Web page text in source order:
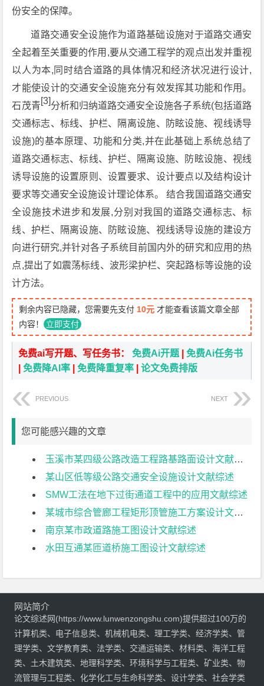
份安全的保障。
道路交通安全设施作为道路基础设施对于道路交通安
全起着至关重要的作用,要从交通工程学的观点出发并重视
以人为本,同时结合道路的具体情况和经济状况进行设计,
才能使设计的交通安全设施充分有效发挥其功能和作用。
石茂青[3]分析和归纳道路交通安全设施各子系统(包括道路
交通标志、标线、护栏、隔离设施、防眩设施、视线诱导
设施)的基本原理、功能和分类,并在此基础上系统总结了
道路交通标志、标线、护栏、隔离设施、防眩设施、视线
诱导设施的设置原则、设置要求、设计要点以及结构设计
要求等交通安全设施设计理论体系。 结合我国道路交通安
全设施技术进步和发展,分别对我国的道路交通标志、标
线、护栏、隔离设施、防眩设施、视线诱导设施的建设方
向进行研究,并针对各子系统目前国内外的研究和应用的热
点,提出了如震荡标线、波形梁护栏、突起路标等设施的设
计方法。
剩余内容已隐藏，您需要先支付 10元 才能查看该篇文章全部
内容！ 立即支付
免费ai写开题、写任务书：免费Ai开题 |免费Ai任务书
|免费降AI率 |免费降重复率 |论文免费排版
PREVIOUS NEXT
您可能感兴趣的文章
玉溪市某四级公路改造工程路基路面设计文献综述
某山区低等级公路交通安全设施设计文献综述
SMW工法在地下过街通道工程中的应用文献综述
某城市综合管廊工程矩形顶管施工方案设计文献综述
南京某市政道路施工图设计文献综述
水田互通某匝道桥施工图设计文献综述
网站简介
论文综述网(https://www.lunwenzongshu.com)提供超过100万的
计算机类、电子信息类、机械机电类、理工学类、经济学类、管
理学类、文学教育类、法学类、交通运输类、材料类、海洋工程
类、土木建筑类、地理科学类、环境科学与工程类、矿业类、物
流管理与工程类、化学化工与生命科学类、设计学类、社会学类